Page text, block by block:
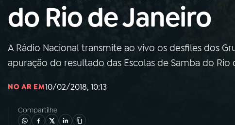
03 PROGRAMAÇÃO
04PROGRAMAS
05 PODCASTS
06VIDEOCASTS
do Rio de Janeiro
A Rádio Nacional transmite ao vivo os desfiles dos
apuração do resultado das Escolas de Samba do Rio
NO AR EM10/02/2018, 10:13
Compartilhe